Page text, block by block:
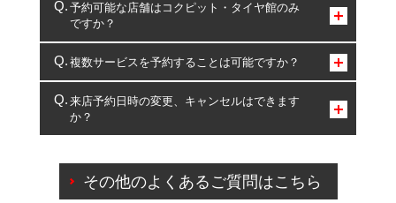
予約可能な店舗はコクピット・タイヤ館のみ
ですか？
コクピット・タイヤ館のみとなります。
複数サービスを予約することは可能ですか？
複数サービスのご予約は可能です。
一部の商品・サービスの組み合わせに限り、同時にご予約が
出来ないものもございます。
来店予約日時の変更、キャンセルはできます
か？
ご来店予約日の3営業日前を過ぎている場合のご予約
その他のよくあるご質問はこちら